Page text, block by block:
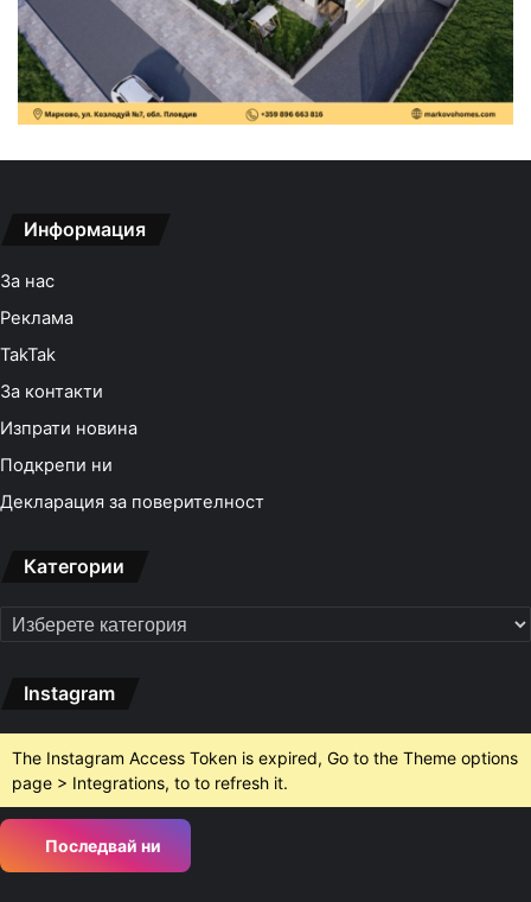
Информация
За нас
Реклама
TakTak
За контакти
Изпрати новина
Подкрепи ни
Декларация за поверителност
Категории
Категории
Instagram
The Instagram Access Token is expired, Go to the Theme options
page > Integrations, to to refresh it.
Последвай ни